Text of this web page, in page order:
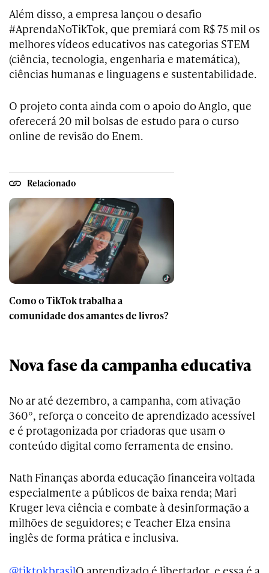
Além disso, a empresa lançou o desafio
#AprendaNoTikTok, que premiará com R$ 75 mil os
melhores vídeos educativos nas categorias STEM
(ciência, tecnologia, engenharia e matemática),
ciências humanas e linguagens e sustentabilidade.
O projeto conta ainda com o apoio do Anglo, que
oferecerá 20 mil bolsas de estudo para o curso
online de revisão do Enem.
Relacionado
Como o TikTok trabalha a
comunidade dos amantes de livros?
Nova fase da campanha educativa
No ar até dezembro, a campanha, com ativação
360°, reforça o conceito de aprendizado acessível
e é protagonizada por criadoras que usam o
conteúdo digital como ferramenta de ensino.
Nath Finanças aborda educação financeira voltada
especialmente a públicos de baixa renda; Mari
Kruger leva ciência e combate à desinformação a
milhões de seguidores; e Teacher Elza ensina
inglês de forma prática e inclusiva.